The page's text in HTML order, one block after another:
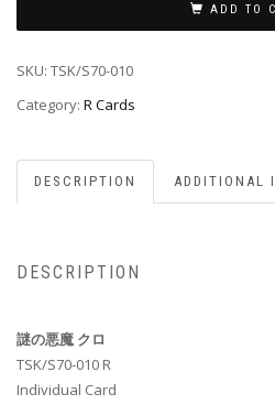
ADD TO
SKU: TSK/S70-010
Category: R Cards
DESCRIPTION ADDITIONAL
DESCRIPTION
謎の悪魔 クロ
TSK/S70-010 R
Individual Card